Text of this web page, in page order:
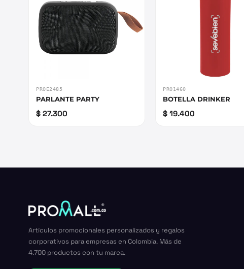
PROE2485
PARLANTE PARTY
$ 27.300
PRO1460
BOTELLA DRINKER
$ 19.400
Artículos promocionales personalizados y regalos
corporativos para empresas en Colombia. Más de
4.700 productos con tu marca.